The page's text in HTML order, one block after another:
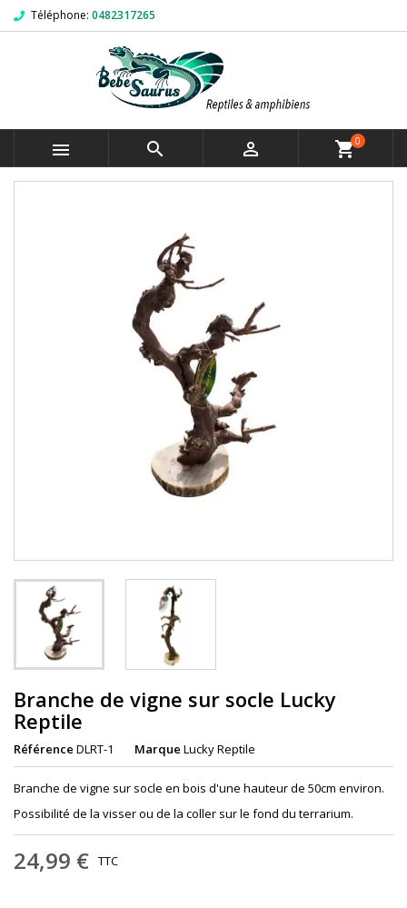
Téléphone: 0482317265
   shopping_cart0
Branche de vigne sur socle Lucky
Reptile
Référence DLRT-1 Marque Lucky Reptile
Branche de vigne sur socle en bois d'une hauteur de 50cm environ.
Possibilité de la visser ou de la coller sur le fond du terrarium.
24,99 € TTC